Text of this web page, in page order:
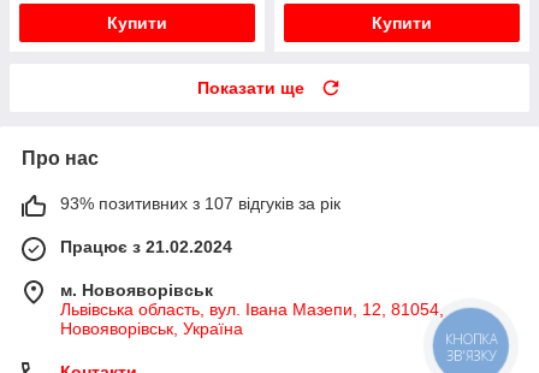
Купити Купити
Показати ще
Про нас
93% позитивних з 107 відгуків за рік
Працює з 21.02.2024
м. Новояворівськ
Львівська область, вул. Івана Мазепи, 12, 81054,
Новояворівськ, Україна
КНОПКА
ЗВ'ЯЗКУ